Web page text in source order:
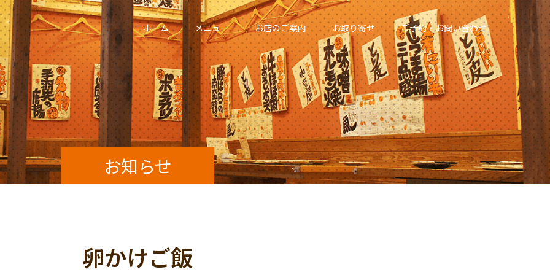
ホーム メニュー お店のご案内 お取り寄せ ご予約・お問い合わせ
お知らせ
卵かけご飯